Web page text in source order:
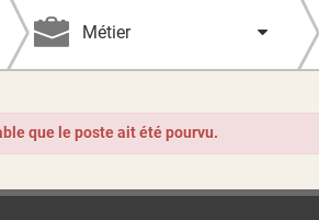
Métier
que le poste ait été pourvu.